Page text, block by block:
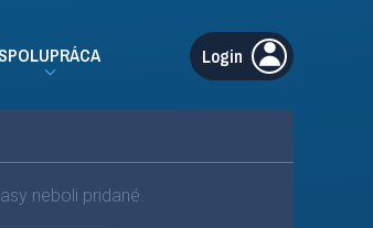
SPOLUPRÁCA Login
neboli pridané.